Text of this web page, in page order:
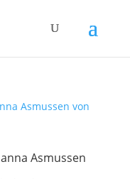
Asmussen